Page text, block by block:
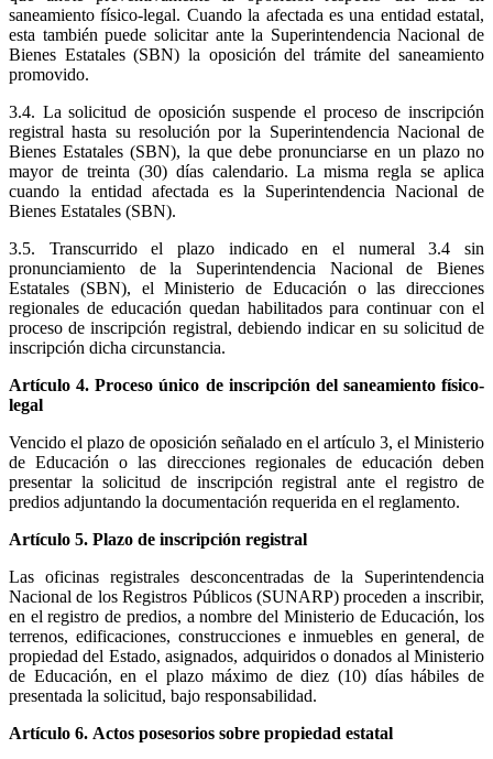
saneamiento físico-legal. Cuando la afectada es una entidad estatal,
esta también puede solicitar ante la Superintendencia Nacional de
Bienes Estatales (SBN) la oposición del trámite del saneamiento
promovido.
3.4. La solicitud de oposición suspende el proceso de inscripción
registral hasta su resolución por la Superintendencia Nacional de
Bienes Estatales (SBN), la que debe pronunciarse en un plazo no
mayor de treinta (30) días calendario. La misma regla se aplica
cuando la entidad afectada es la Superintendencia Nacional de
Bienes Estatales (SBN).
3.5. Transcurrido el plazo indicado en el numeral 3.4 sin
pronunciamiento de la Superintendencia Nacional de Bienes
Estatales (SBN), el Ministerio de Educación o las direcciones
regionales de educación quedan habilitados para continuar con el
proceso de inscripción registral, debiendo indicar en su solicitud de
inscripción dicha circunstancia.
Artículo 4. Proceso único de inscripción del saneamiento físico-
legal
Vencido el plazo de oposición señalado en el artículo 3, el Ministerio
de Educación o las direcciones regionales de educación deben
presentar la solicitud de inscripción registral ante el registro de
predios adjuntando la documentación requerida en el reglamento.
Artículo 5. Plazo de inscripción registral
Las oficinas registrales desconcentradas de la Superintendencia
Nacional de los Registros Públicos (SUNARP) proceden a inscribir,
en el registro de predios, a nombre del Ministerio de Educación, los
terrenos, edificaciones, construcciones e inmuebles en general, de
propiedad del Estado, asignados, adquiridos o donados al Ministerio
de Educación, en el plazo máximo de diez (10) días hábiles de
presentada la solicitud, bajo responsabilidad.
Artículo 6. Actos posesorios sobre propiedad estatal